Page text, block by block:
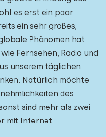
es erst ein paar
ein sehr großes,
Phänomen hat
Fernsehen, Radio und
unserem täglichen
Natürlich möchte
des
sind mehr als zwei
mit Internet